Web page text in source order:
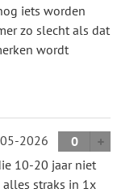
iets worden
zo slecht als dat
wordt
2026
0
10-20 jaar niet
straks in 1x